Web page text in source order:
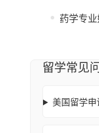
药学专
留学常见
美国留学申